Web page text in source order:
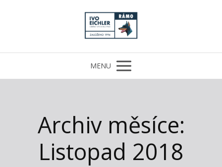
MENU
Archiv měsíce:
Listopad 2018